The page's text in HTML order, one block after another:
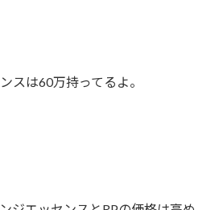
スは60万持ってるよ。